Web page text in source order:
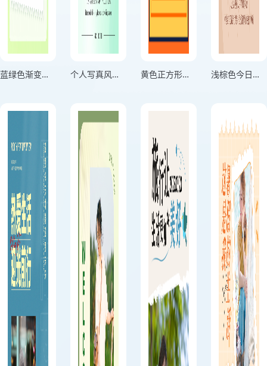
蓝绿色渐变分享生活记录海报 个人写真风格用微笑击退困难绿色竖版海报 黄色正方形头像个人头像海报 浅棕色今日份美丽个人心情海报